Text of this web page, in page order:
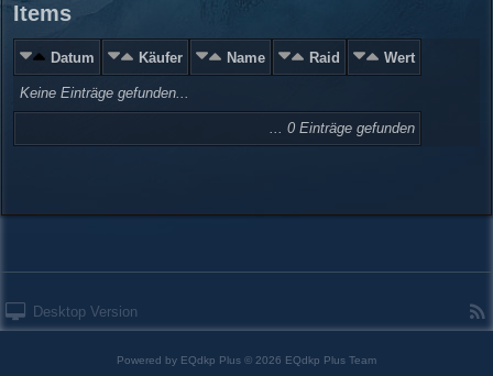
Items
Datum Käufer Name Raid Wert
Keine Einträge gefunden...
... 0 Einträge gefunden
Desktop Version
Powered by EQdkp Plus © 2026 EQdkp Plus Team